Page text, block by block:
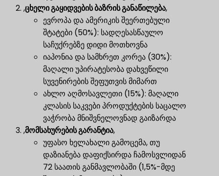
,ცხელი გაყიდვების ბაზრის განაწილება,
ევროპა და ამერიკის შეერთებული
შტატები (50%): სადღესასწაულო
საჩუქრებზე დიდი მოთხოვნა
იაპონია და სამხრეთ კორეა (30%):
მაღალი უპირატესობა დახვეწილი
სუვენირების შეფუთვის მიმართ
ახლო აღმოსავლეთი (15%): მაღალი
კლასის საკვები პროდუქტების საცალო
ვაჭრობა მნიშვნელოვნად გაიზარდა
,მომსახურების გარანტია,
უფასო ხელახალი გამოცემა, თუ
დაზიანება დაფიქსირდა ჩამოსვლიდან
72 საათის განმავლობაში (1,5%-მდე